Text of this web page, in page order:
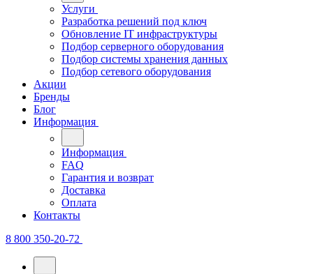
Услуги
Разработка решений под ключ
Обновление IT инфраструктуры
Подбор серверного оборудования
Подбор системы хранения данных
Подбор сетевого оборудования
Акции
Бренды
Блог
Информация
Информация
FAQ
Гарантия и возврат
Доставка
Оплата
Контакты
8 800 350-20-72